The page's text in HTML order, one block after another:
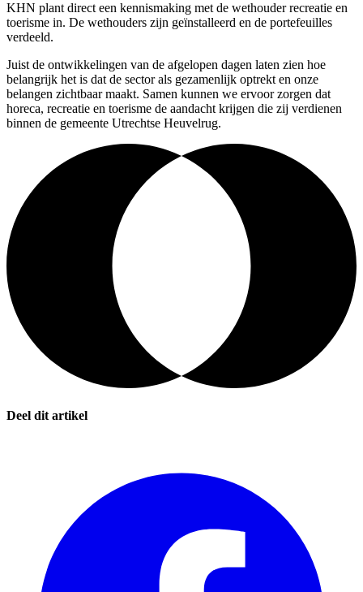
KHN plant direct een kennismaking met de wethouder recreatie en
toerisme in. De wethouders zijn geïnstalleerd en de portefeuilles
verdeeld.
Juist de ontwikkelingen van de afgelopen dagen laten zien hoe
belangrijk het is dat de sector als gezamenlijk optrekt en onze
belangen zichtbaar maakt. Samen kunnen we ervoor zorgen dat
horeca, recreatie en toerisme de aandacht krijgen die zij verdienen
binnen de gemeente Utrechtse Heuvelrug.
Deel dit artikel